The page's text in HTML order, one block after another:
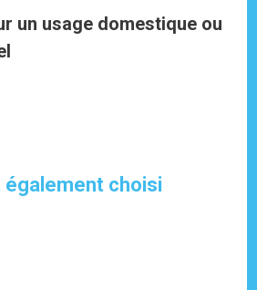
un usage domestique ou
également choisi